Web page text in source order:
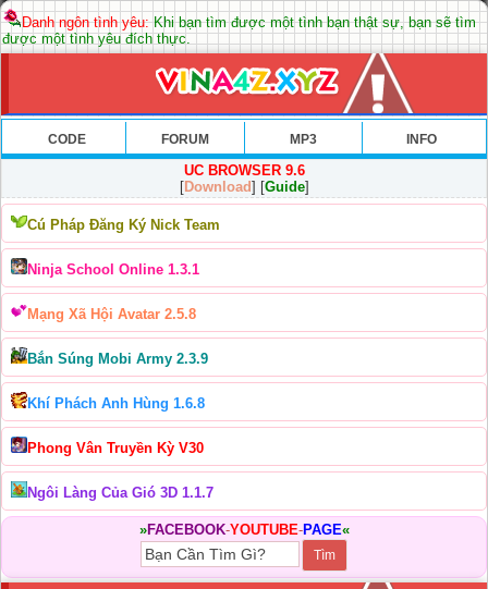
Danh ngôn tình yêu:Khi bạn tìm được một tình bạn thật sự, bạn sẽ tìm
được một tình yêu đích thực.
CODE FORUM MP3 INFO
UC BROWSER 9.6
[Download] [Guide]
Cú Pháp Đăng Ký Nick Team
Ninja School Online 1.3.1
Mạng Xã Hội Avatar 2.5.8
Bắn Súng Mobi Army 2.3.9
Khí Phách Anh Hùng 1.6.8
Phong Vân Truyền Kỳ V30
Ngôi Làng Của Gió 3D 1.1.7
»FACEBOOK-YOUTUBE-PAGE«